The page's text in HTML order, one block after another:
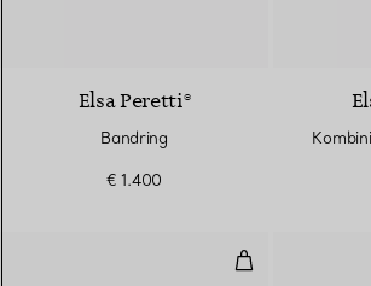
Elsa Peretti®
Bandring
€ 1.400